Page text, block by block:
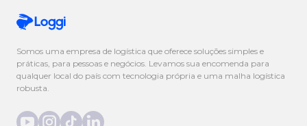
Somos uma empresa de logística que oferece soluções simples e
práticas, para pessoas e negócios. Levamos sua encomenda para
qualquer local do país com tecnologia própria e uma malha logística
robusta.